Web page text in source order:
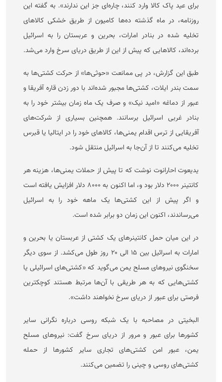
برای عید پاک کالا وارد کنند، چاره‌ای جز این ندارند». به گفته این
روزنامه، در ماه گذشته ده‌ها کامیون از طریق خشکی کالا‌های
تخلیه شده در بنادر امارات، بحرین و عربستان را به اسرائیل
برده‌اند، کالا‌هایی که پیش از این از طریق دریای سرخ وارد می‌شد.
طبق این گزارش، در پی ممانعت «حوثی‌ها» از حرکت کشتی‌ها به
سمت بندر ایلات، کشتی‌ها مجبور شده‌اند با دور زدن قاره آفریقا و
عبور از دماغه «امید نیک» و صرف یک ماه زمان بیشتر خود را به
بنادر غربی اسرائیل برسانند. همچنین بسیاری از شرکت‌های
آفریقایی از ترس اقدام یمنی‌ها، کالا‌های خود را در ایتالیا یا قبرس
تخلیه می‌کنند تا از آن‌جا به اسرائیل منتقل شود.
یدیعوت احارانوت نوشت که تا پیش از حملات یمنی‌ها، هزینه هر
کانتینر ۲۰۰۰ دلار بود و، اما اکنون به ۸۰۰۰ دلار افزایش یافته است
و اگر پیش از این کشتی‌ها یک ماهه خود را به اسرائیل
می‌رساندند، اکنون این زمان دو برابر شده است.
در این میان حمل کانتینر‌های یک کشتی از عربستان یا بحرین و
امارات به اسرائیل بین ۱۵ الی ۲۰ روز طول می‌کشد. از سوی دیگر
سخنگوی نیرو‌های مسلح یمن می‌گوید که «کشتی‌های اسرائیلی یا
کشتی‌هایی که به هر طریقی با آن‌ها مرتبط هستند کوچکترین
فرصتی برای عبور از دریای سرخ نخواهند داشت».
البخیتی در مصاحبه با یک شبکه روسی درباره نگرانی سایر
کشور‌ها برای عبور و مرور از دریای سرخ گفت: نیرو‌های مسلح
یمن، عبور امن کشتی‌های تجاری سایر کشور‌ها از حمله
کشتی‌های روسی و چینی را تضمین می‌کنند.